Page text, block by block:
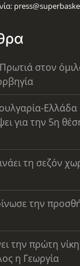
στον
Ελλάδα
για την 5η
τη σεζόν
την
την πρώτη
η Γεωργία